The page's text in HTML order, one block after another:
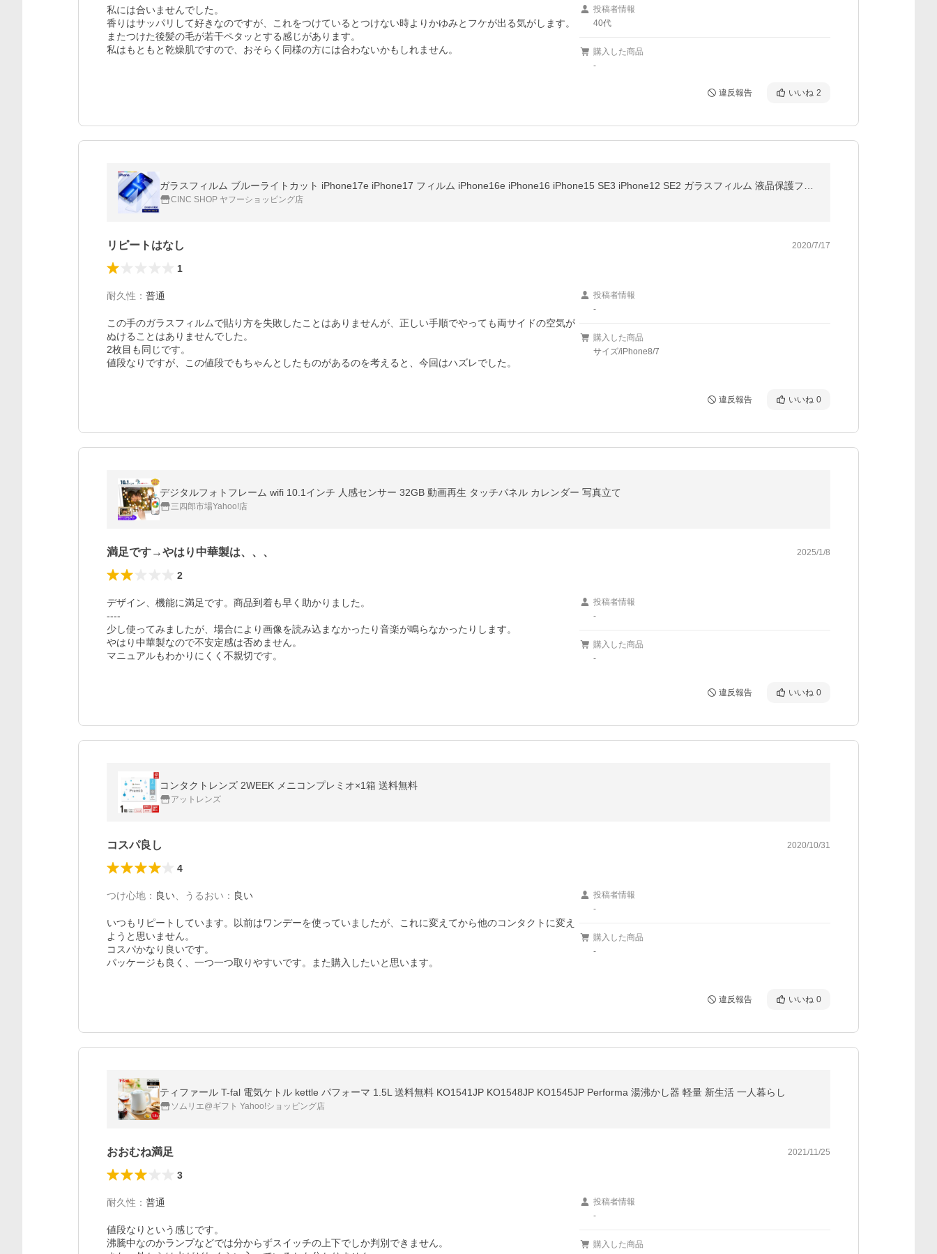
私には合いませんでした。
香りはサッパリして好きなのですが、これをつけているとつけない時よりかゆみとフケが出る気がします。
またつけた後髪の毛が若干ペタッとする感じがあります。
私はもともと乾燥肌ですので、おそらく同様の方には合わないかもしれません。
投稿者情報
40代
購入した商品
-
違反報告 いいね 2
CINC SHOP ヤフーショッピング店
リピートはなし 2020/7/17
1
耐久性 ： 普通
この手のガラスフィルムで貼り方を失敗したことはありませんが、正しい手順でやっても両サイドの空気が
ぬけることはありませんでした。
2枚目も同じです。
値段なりですが、この値段でもちゃんとしたものがあるのを考えると、今回はハズレでした。
投稿者情報
-
購入した商品
サイズ/iPhone8/7
違反報告 いいね 0
デジタルフォトフレーム wifi 10.1インチ 人感センサー 32GB 動画再生 タッチパネル カレンダー 写真立て
三四郎市場Yahoo!店
満足です→やはり中華製は、、、 2025/1/8
2
デザイン、機能に満足です。商品到着も早く助かりました。
----
少し使ってみましたが、場合により画像を読み込まなかったり音楽が鳴らなかったりします。
やはり中華製なので不安定感は否めません。
マニュアルもわかりにくく不親切です。
投稿者情報
-
購入した商品
-
違反報告 いいね 0
コンタクトレンズ 2WEEK メニコンプレミオ×1箱 送料無料
アットレンズ
コスパ良し 2020/10/31
4
つけ心地 ： 良い うるおい ： 良い
いつもリピートしています。以前はワンデーを使っていましたが、これに変えてから他のコンタクトに変え
ようと思いません。
コスパかなり良いです。
パッケージも良く、一つ一つ取りやすいです。また購入したいと思います。
投稿者情報
-
購入した商品
-
違反報告 いいね 0
ティファール T-fal 電気ケトル kettle パフォーマ 1.5L 送料無料 KO1541JP KO1548JP KO1545JP Performa 湯沸かし器 軽量 新生活 一人暮らし
ソムリエ@ギフト Yahoo!ショッピング店
おおむね満足 2021/11/25
3
耐久性 ： 普通
値段なりという感じです。
沸騰中なのかランプなどでは分からずスイッチの上下でしか判別できません。
投稿者情報
-
購入した商品